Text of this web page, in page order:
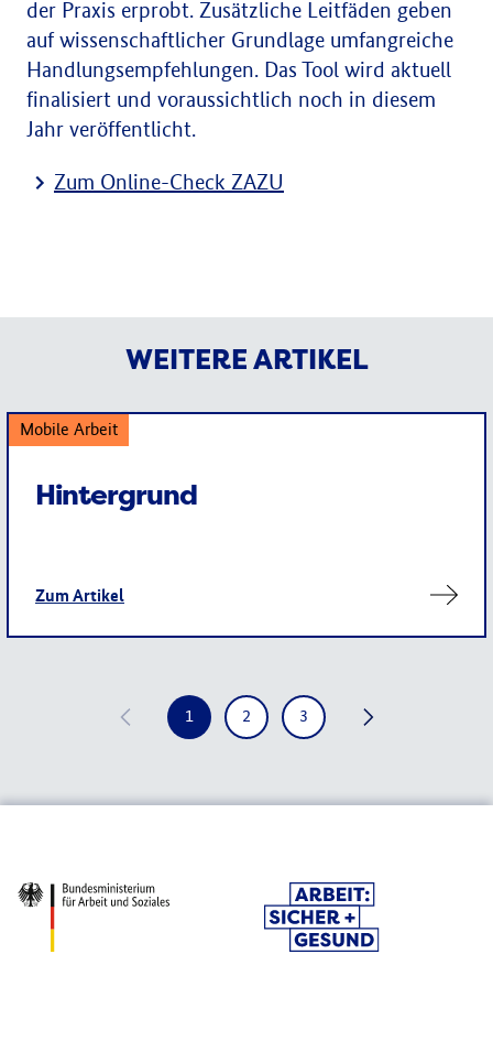
der Praxis erprobt. Zusätzliche Leitfäden geben
auf wissenschaftlicher Grundlage umfangreiche
Handlungsempfehlungen. Das Tool wird aktuell
finalisiert und voraussichtlich noch in diesem
Jahr veröffentlicht.
Zum Online-Check ZAZU
WEITERE ARTIKEL
Mobile Arbeit
Hintergrund
Zum Artikel
1 2 3